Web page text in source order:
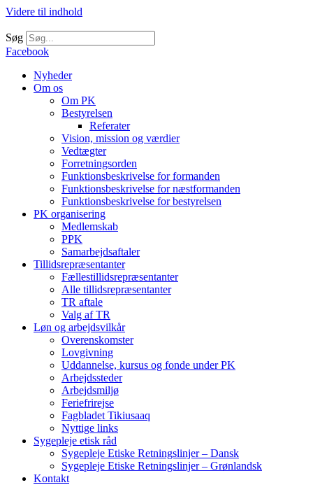
Videre til indhold
Søg
Facebook
Nyheder
Om os
Om PK
Bestyrelsen
Referater
Vision, mission og værdier
Vedtægter
Forretningsorden
Funktionsbeskrivelse for formanden
Funktionsbeskrivelse for næstformanden
Funktionsbeskrivelse for bestyrelsen
PK organisering
Medlemskab
PPK
Samarbejdsaftaler
Tillidsrepræsentanter
Fællestillidsrepræsentanter
Alle tillidsrepræsentanter
TR aftale
Valg af TR
Løn og arbejdsvilkår
Overenskomster
Lovgivning
Uddannelse, kursus og fonde under PK
Arbejdssteder
Arbejdsmiljø
Feriefrirejse
Fagbladet Tikiusaaq
Nyttige links
Sygepleje etisk råd
Sygepleje Etiske Retningslinjer – Dansk
Sygepleje Etiske Retningslinjer – Grønlandsk
Kontakt